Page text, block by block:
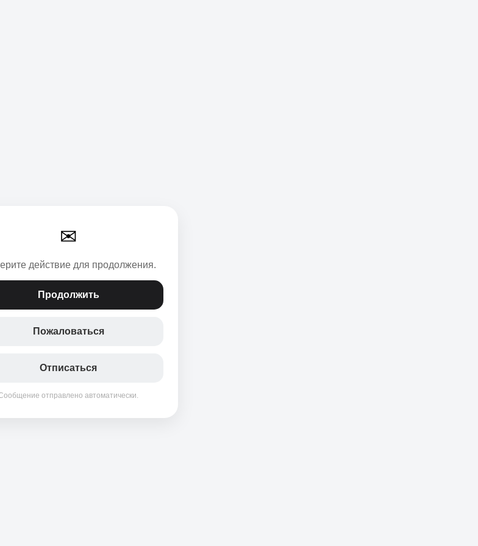
✉
действие для продолжения.
Продолжить
Пожаловаться
Отписаться
отправлено автоматически.